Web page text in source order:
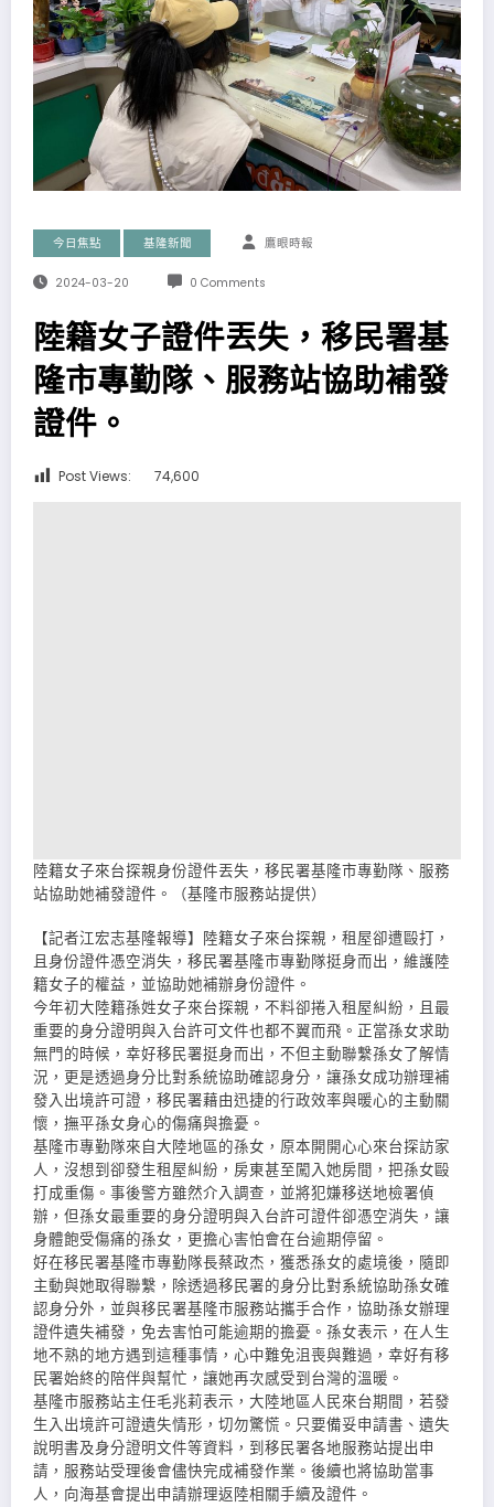
今日焦點 基隆新聞 鷹眼時報
2024-03-20 0 Comments
陸籍女子證件丟失，移民署基
隆市專勤隊、服務站協助補發
證件。
Post Views: 74,600
陸籍女子來台探親身份證件丟失，移民署基隆市專勤隊、服務
站協助她補發證件。（基隆市服務站提供）
【記者江宏志基隆報導】陸籍女子來台探親，租屋卻遭毆打，
且身份證件憑空消失，移民署基隆市專勤隊挺身而出，維護陸
籍女子的權益，並協助她補辦身份證件。
今年初大陸籍孫姓女子來台探親，不料卻捲入租屋糾紛，且最
重要的身分證明與入台許可文件也都不翼而飛。正當孫女求助
無門的時候，幸好移民署挺身而出，不但主動聯繫孫女了解情
況，更是透過身分比對系統協助確認身分，讓孫女成功辦理補
發入出境許可證，移民署藉由迅捷的行政效率與暖心的主動關
懷，撫平孫女身心的傷痛與擔憂。
基隆市專勤隊來自大陸地區的孫女，原本開開心心來台探訪家
人，沒想到卻發生租屋糾紛，房東甚至闖入她房間，把孫女毆
打成重傷。事後警方雖然介入調查，並將犯嫌移送地檢署偵
辦，但孫女最重要的身分證明與入台許可證件卻憑空消失，讓
身體飽受傷痛的孫女，更擔心害怕會在台逾期停留。
好在移民署基隆市專勤隊長蔡政杰，獲悉孫女的處境後，隨即
主動與她取得聯繫，除透過移民署的身分比對系統協助孫女確
認身分外，並與移民署基隆市服務站攜手合作，協助孫女辦理
證件遺失補發，免去害怕可能逾期的擔憂。孫女表示，在人生
地不熟的地方遇到這種事情，心中難免沮喪與難過，幸好有移
民署始終的陪伴與幫忙，讓她再次感受到台灣的溫暖。
基隆市服務站主任毛兆莉表示，大陸地區人民來台期間，若發
生入出境許可證遺失情形，切勿驚慌。只要備妥申請書、遺失
說明書及身分證明文件等資料，到移民署各地服務站提出申
請，服務站受理後會儘快完成補發作業。後續也將協助當事
人，向海基會提出申請辦理返陸相關手續及證件。